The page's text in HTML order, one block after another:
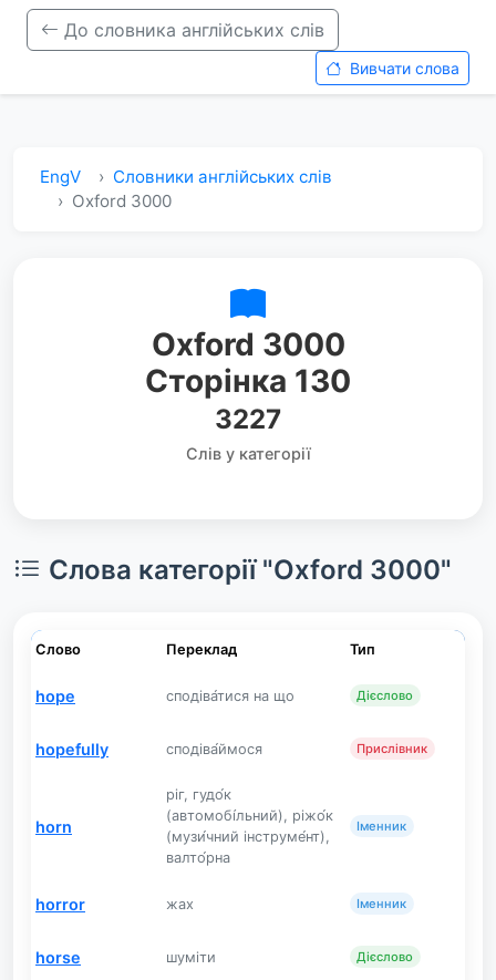
До словника англійських слів
Вивчати слова
EngV
Словники англійських слів
Oxford 3000
Oxford 3000
Сторінка 130
3227
Слів у категорії
Слова категорії "Oxford 3000"
Слово Переклад Тип
hope сподіва́тися на що Дієслово
hopefully сподіва́ймося Прислівник
horn
ріг, гудо́к
(автомобі́льний), ріжо́к
(музи́чний інструме́нт),
валто́рна
Іменник
horror жах Іменник
horse шуміти Дієслово